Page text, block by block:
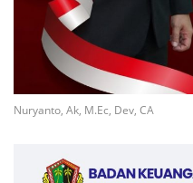
Nuryanto, Ak, M.Ec, Dev, CA